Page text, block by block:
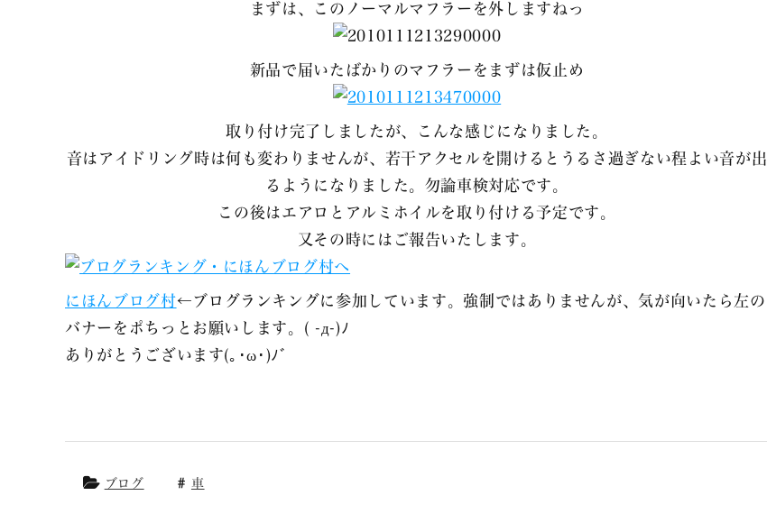
まずは、このノーマルマフラーを外しますねっ
新品で届いたばかりのマフラーをまずは仮止め
取り付け完了しましたが、こんな感じになりました。
音はアイドリング時は何も変わりませんが、若干アクセルを開けるとうるさ過ぎない程よい音が出
るようになりました。勿論車検対応です。
この後はエアロとアルミホイルを取り付ける予定です。
又その時にはご報告いたします。
にほんブログ村←ブログランキングに参加しています。強制ではありませんが、気が向いたら左の
バナーをポちっとお願いします。( -д-)ﾉ
ありがとうございます(｡･ω･)ﾉﾞ
ブログ 車